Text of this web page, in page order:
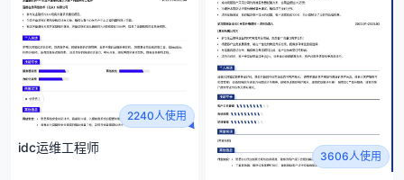
2240人使用
idc运维工程师
3606人使用